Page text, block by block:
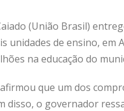
(União Brasil)
de ensino, em
na educação do
que um dos
disso, o governador